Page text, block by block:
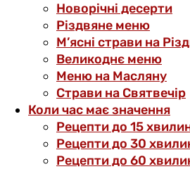
Новорічні десерти
Різдвяне меню
М’ясні страви на
Великоднє меню
Меню на Масляну
Страви на Святвечір
Коли час має значення
Рецепти до 15
Рецепти до 30
Рецепти до 60